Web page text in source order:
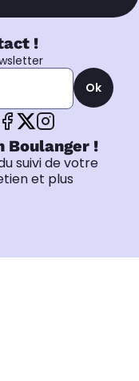
!
Ok
Boulanger !
suivi de votre
et plus